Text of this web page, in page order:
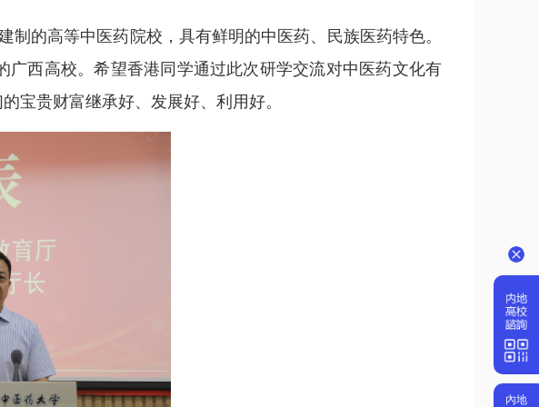
的高等中医药院校，具有鲜明的中医药、民族医药特色。
西高校。希望香港同学通过此次研学交流对中医药文化有
的宝贵财富继承好、发展好、利用好。
內地